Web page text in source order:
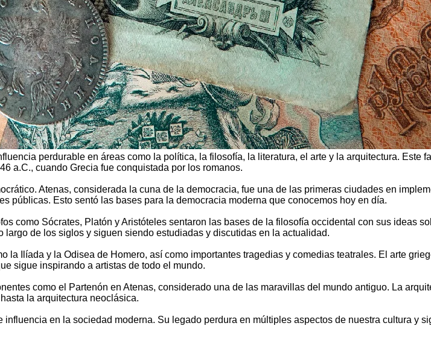
perdurable en áreas como la política, la filosofía, la literatura, el arte y la arquitectura. Este
a.C., cuando Grecia fue conquistada por los romanos.
Atenas, considerada la cuna de la democracia, fue una de las primeras ciudades en
públicas. Esto sentó las bases para la democracia moderna que conocemos hoy en día.
como Sócrates, Platón y Aristóteles sentaron las bases de la filosofía occidental con sus ideas
de los siglos y siguen siendo estudiadas y discutidas en la actualidad.
Ilíada y la Odisea de Homero, así como importantes tragedias y comedias teatrales. El arte
sigue inspirando a artistas de todo el mundo.
como el Partenón en Atenas, considerado una de las maravillas del mundo antiguo. La
la arquitectura neoclásica.
en la sociedad moderna. Su legado perdura en múltiples aspectos de nuestra cultura y